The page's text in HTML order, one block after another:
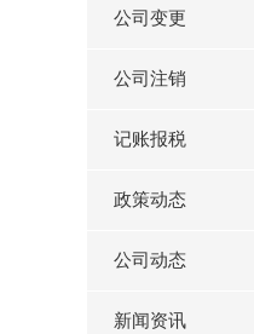
公司变更
公司注销
记账报税
政策动态
公司动态
新闻资讯